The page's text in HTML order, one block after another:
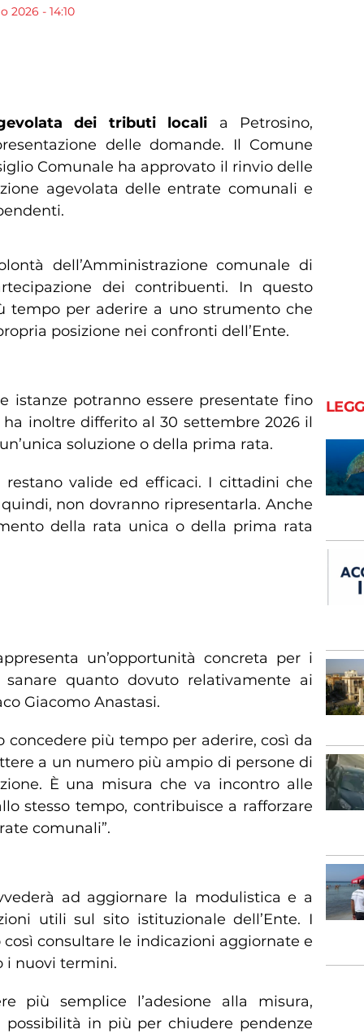
2026 - 14:10
dei tributi locali a Petrosino,
delle domande. Il Comune
Comunale ha approvato il rinvio delle
agevolata delle entrate comunali e
dell’Amministrazione comunale di
dei contribuenti. In questo
tempo per aderire a uno strumento che
posizione nei confronti dell’Ente.
istanze potranno essere presentate fino
ha inoltre differito al 30 settembre 2026 il
soluzione o della prima rata.
valide ed efficaci. I cittadini che
non dovranno ripresentarla. Anche
della rata unica o della prima rata
un’opportunità concreta per i
quanto dovuto relativamente ai
Giacomo Anastasi.
concedere più tempo per aderire, così da
a un numero più ampio di persone di
È una misura che va incontro alle
stesso tempo, contribuisce a rafforzare
comunali”.
ad aggiornare la modulistica e a
utili sul sito istituzionale dell’Ente. I
consultare le indicazioni aggiornate e
i nuovi termini.
più semplice l’adesione alla misura,
in più per chiudere pendenze